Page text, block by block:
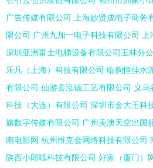
广告传媒有限公司
上海妙贤成电子商务
限公司 广州九加一电子科技有限公司
深圳亚洲富士电梯设备有限公司玉林分
乐凡（上海）科技有限公司 临朐恒佳水
有限公司 仙游县泓德工艺有限公司 义乌
科技（大连）有限公司 深圳市金大王科
旗数字传媒有限公司 广州美澳天空出国
南电影网 杭州维克会网络科技有限公司
陕西小郎呱科技有限公司 好家（厦门）